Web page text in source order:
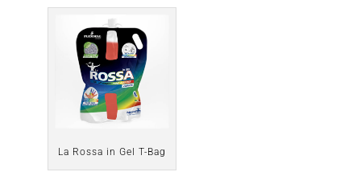
La Rossa in Gel T-Bag